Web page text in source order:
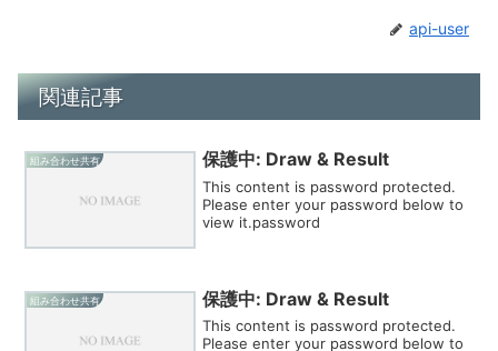
api-user
関連記事
組み合わせ共有 保護中: Draw & Result
This content is password protected.
Please enter your password below to
view it.password
組み合わせ共有 保護中: Draw & Result
This content is password protected.
Please enter your password below to